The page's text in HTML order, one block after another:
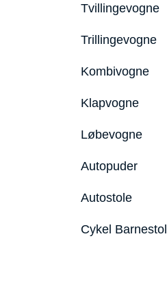
Tvillingevogne
Trillingevogne
Kombivogne
Klapvogne
Løbevogne
Autopuder
Autostole
Cykel Barnestol